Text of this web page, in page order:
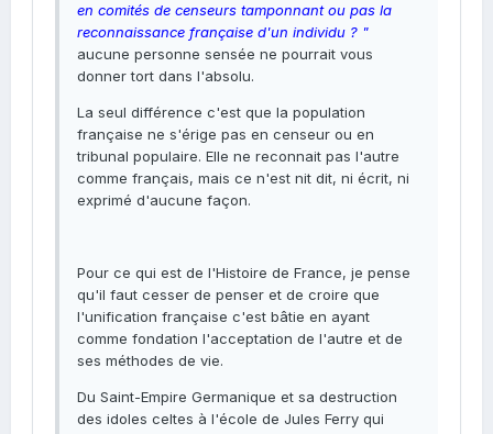
en comités de censeurs tamponnant ou pas la
reconnaissance française d'un individu ? "
aucune personne sensée ne pourrait vous
donner tort dans l'absolu.
La seul différence c'est que la population
française ne s'érige pas en censeur ou en
tribunal populaire. Elle ne reconnait pas l'autre
comme français, mais ce n'est nit dit, ni écrit, ni
exprimé d'aucune façon.
Pour ce qui est de l'Histoire de France, je pense
qu'il faut cesser de penser et de croire que
l'unification française c'est bâtie en ayant
comme fondation l'acceptation de l'autre et de
ses méthodes de vie.
Du Saint-Empire Germanique et sa destruction
des idoles celtes à l'école de Jules Ferry qui